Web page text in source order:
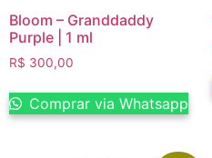
Bloom – Granddaddy
Purple | 1 ml
R$ 300,00
Comprar via Whatsapp